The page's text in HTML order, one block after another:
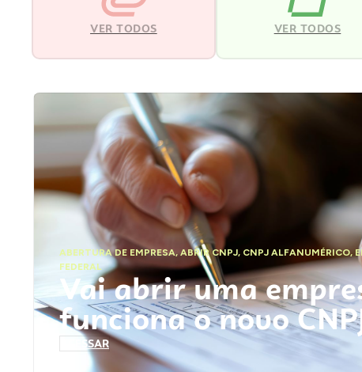
VER TODOS VER TODOS
ABERTURA DE EMPRESA,ABRIR CNPJ, CNPJ ALFANUMÉRICO,
FEDERAL
Vai abrir uma
funciona o novo
ACESSAR